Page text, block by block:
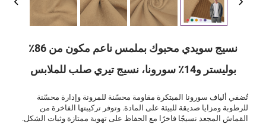
نسيج سويدي محبوك بملمس ناعم مكون من 86٪
بوليستر و14٪ سورونا، نسيج تيري صلب للملابس
تُضفي ألياف سورونا المبتكرة مقاومة محسّنة للمرونة وإدارة محسّنة
للرطوبة ومزايا صديقة للبيئة على المادة. وتوفر تركيبتها الفاخرة من
القماش المجعد نسيجًا فاخرًا مع الحفاظ على تهوية ممتازة وثبات الشكل.